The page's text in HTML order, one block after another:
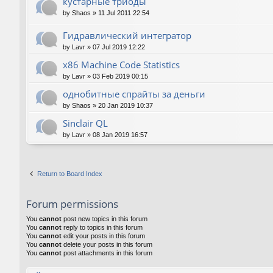
by Shaos » 11 Jul 2011 22:54
Гидравлический интегратор
by Lavr » 07 Jul 2019 12:22
x86 Machine Code Statistics
by Lavr » 03 Feb 2019 00:15
однобитные спрайты за деньги
by Shaos » 20 Jan 2019 10:37
Sinclair QL
by Lavr » 08 Jan 2019 16:57
Return to Board Index
Forum permissions
You cannot post new topics in this forum
You cannot reply to topics in this forum
You cannot edit your posts in this forum
You cannot delete your posts in this forum
You cannot post attachments in this forum